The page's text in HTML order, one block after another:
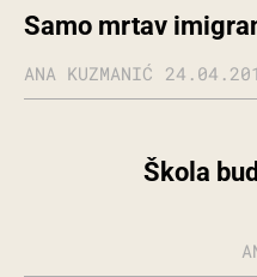
Samo mrtav
ANA KUZMANIĆ
Škola